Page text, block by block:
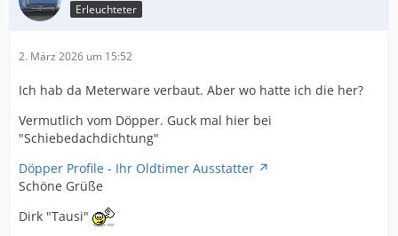
Erleuchteter
2. März 2026 um 15:52
Ich hab da Meterware verbaut. Aber wo hatte ich die her?
Vermutlich vom Döpper. Guck mal hier bei
"Schiebedachdichtung"
Döpper Profile - Ihr Oldtimer Ausstatter
Schöne Grüße
Dirk "Tausi"